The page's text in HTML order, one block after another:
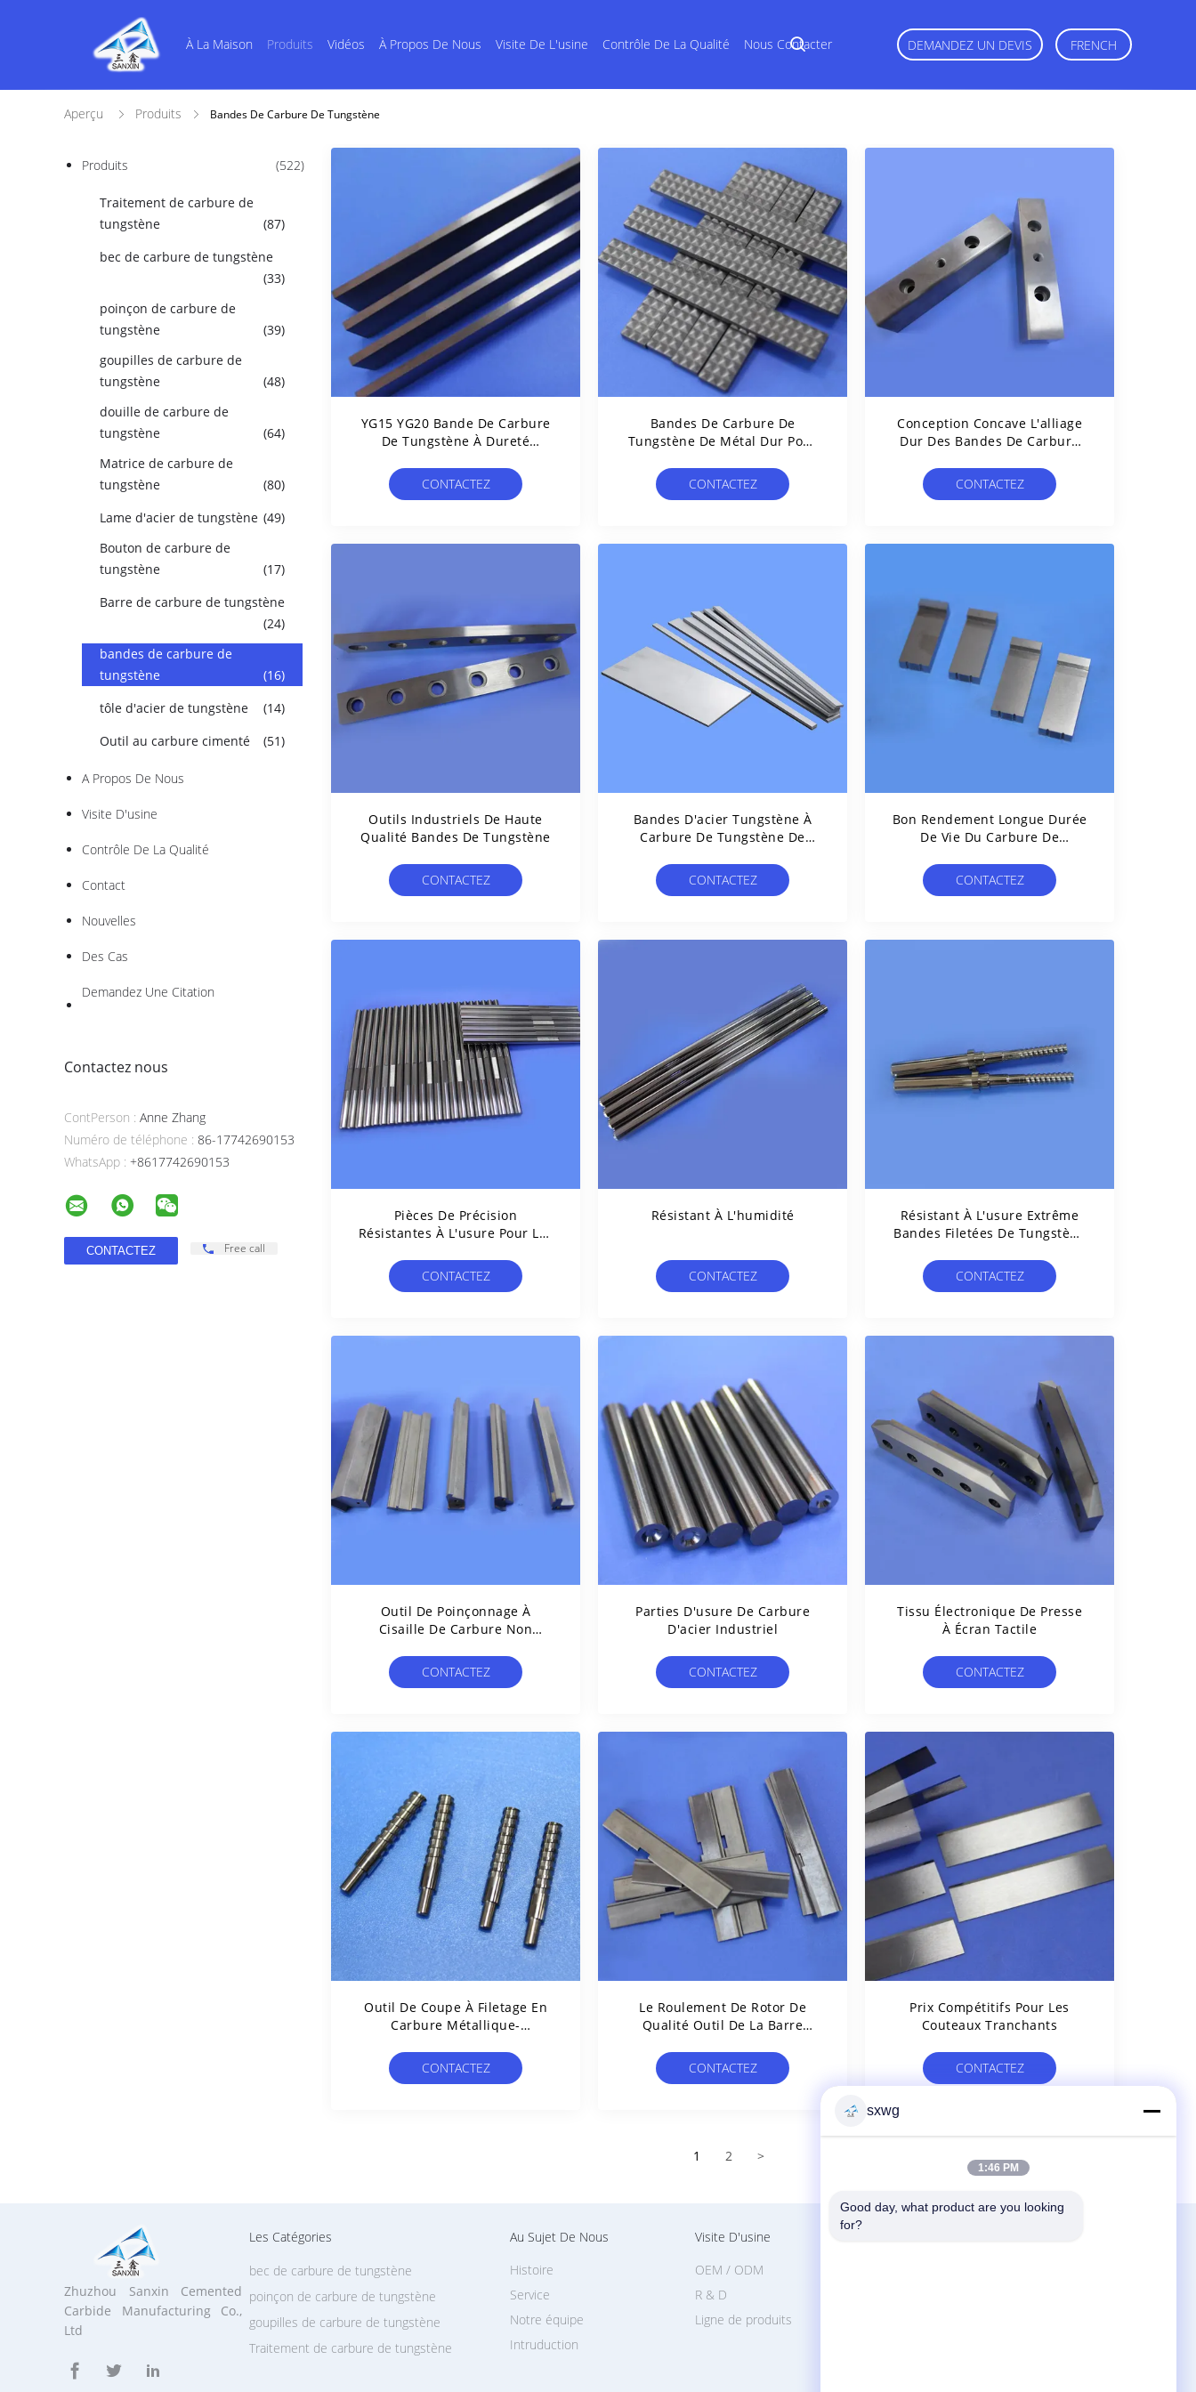
À La Maison Produits Vidéos À Propos De Nous Visite De L'usine Contrôle De La Qualité Nous Contacter DEMANDEZ UN DEVIS FRENCH
Aperçu Produits Bandes De Carbure De Tungstène
Produits (522)
Traitement de carbure de
tungstène
(87)
bec de carbure de tungstène
(33)
poinçon de carbure de
tungstène
(39)
goupilles de carbure de
tungstène
(48)
douille de carbure de
tungstène
(64)
Matrice de carbure de
tungstène
(80)
Lame d'acier de tungstène (49)
Bouton de carbure de
tungstène
(17)
Barre de carbure de tungstène
(24)
bandes de carbure de
tungstène
(16)
tôle d'acier de tungstène
(14)
Outil au carbure cimenté
(51)
A Propos De Nous
Visite D'usine
Contrôle De La Qualité
Contact
Nouvelles
Des Cas
Demandez Une Citation
Contactez nous
ContPerson : Anne Zhang
Numéro de téléphone : 86-17742690153
WhatsApp : +8617742690153
Free call
YG15 YG20 Bande De Carbure
De Tungstène À Dureté
Résistance Et Résistance À
L'usure Supérieure
CONTACTEZ
Bandes De Carbure De
Tungstène De Métal Dur Pour
Dentées De Concasseur
CONTACTEZ
Conception Concave L'alliage
Dur Des Bandes De Carbure
Résistance À L'usure
CONTACTEZ
Outils Industriels De Haute
Qualité Bandes De Tungstène
CONTACTEZ
Bandes D'acier Tungstène À
Carbure De Tungstène De
Production De Pièces
Mécaniques
CONTACTEZ
Bon Rendement Longue Durée
De Vie Du Carbure De
CONTACTEZ
Pièces De Précision
Résistantes À L'usure Pour Les
CONTACTEZ
Résistant À L'humidité
CONTACTEZ
Résistant À L'usure Extrême
Bandes Filetées De Tungstène
De Ciment
CONTACTEZ
Outil De Poinçonnage À
Cisaille De Carbure Non
CONTACTEZ
Parties D'usure De Carbure
D'acier Industriel
CONTACTEZ
Tissu Électronique De Presse
À Écran Tactile
CONTACTEZ
Outil De Coupe À Filetage En
Carbure Métallique-
CONTACTEZ
Le Roulement De Rotor De
Qualité Outil De La Barre
Tungstène Pour Perforer Le
Métal Dur
CONTACTEZ
Prix Compétitifs Pour Les
Couteaux Tranchants
CONTACTEZ
1 2 >
Zhuzhou Sanxin Cemented
Carbide Manufacturing Co.,
Ltd
Les Catégories
Traitement de carbure de tungstène
bec de carbure de tungstène
poinçon de carbure de tungstène
goupilles de carbure de tungstène
Au Sujet De Nous
Intruduction
Histoire
Service
Notre équipe
Visite D'usine
Ligne de produits
OEM / ODM
R & D
sxwg
1:46 PM
Good day, what product are you looking
for?